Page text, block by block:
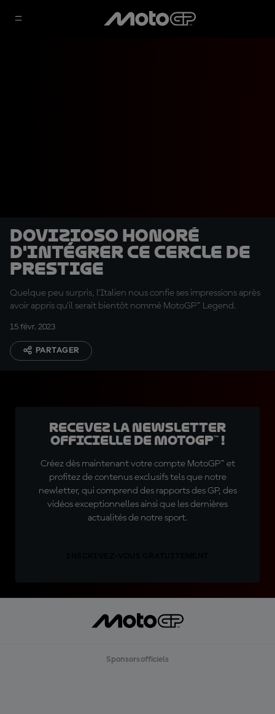
Dovizioso honoré
d'intégrer ce cercle de
prestige
Quelque peu surpris, l'Italien nous confie ses impressions après
avoir appris qu'il serait bientôt nommé MotoGP™ Legend.
15 févr. 2023
PARTAGER
Recevez la Newsletter
officielle de MotoGP™ !
Créez dès maintenant votre compte MotoGP™ et
profitez de contenus exclusifs tels que notre
newletter, qui comprend des rapports des GP, des
vidéos exceptionnelles ainsi que les dernières
actualités de notre sport.
Sponsors officiels